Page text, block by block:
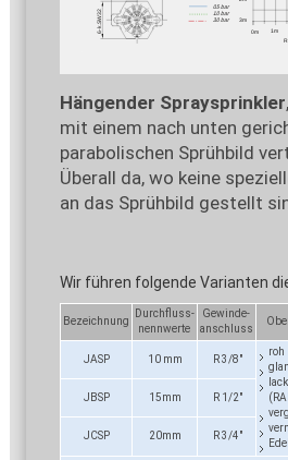
Hängender Spraysprinkler
mit einem nach unten
parabolischen Sprühbild
Überall da, wo keine
an das Sprühbild gestellt
Wir führen folgende Varianten
Bezeichnung
Durchfluss-
nennwerte
Gewinde-
anschluss
JASP 10 mm R 3/8"
roh
JBSP 15mm R 1/2"
JCSP 20mm R 3/4"